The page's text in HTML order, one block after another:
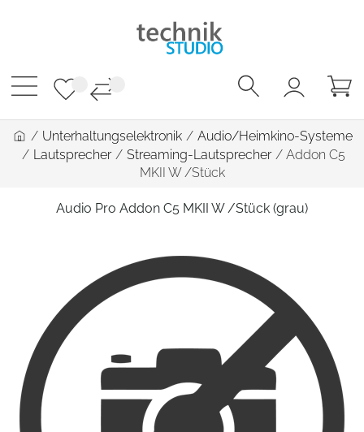
/ Unterhaltungselektronik / Audio/Heimkino-Systeme
/ Lautsprecher / Streaming-Lautsprecher / Addon C5
MKII W /Stück
Audio Pro Addon C5 MKII W /Stück (grau)